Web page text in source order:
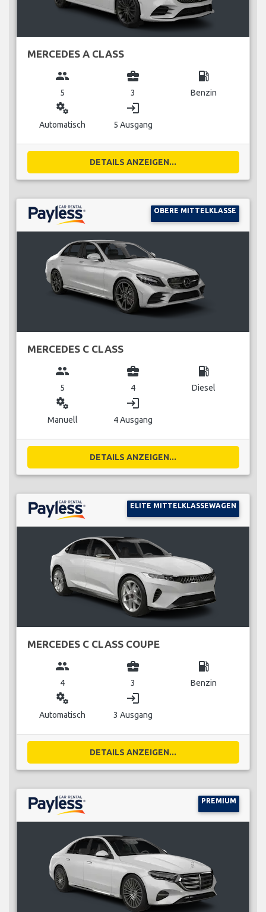
MERCEDES A CLASS
group
5
business_center
3
local_gas_station
Benzin
miscellaneous_services
Automatisch
login
5 Ausgang
DETAILS ANZEIGEN...
OBERE MITTELKLASSE
MERCEDES C CLASS
group
5
business_center
4
local_gas_station
Diesel
miscellaneous_services
Manuell
login
4 Ausgang
DETAILS ANZEIGEN...
ELITE MITTELKLASSEWAGEN
MERCEDES C CLASS COUPE
group
4
business_center
3
local_gas_station
Benzin
miscellaneous_services
Automatisch
login
3 Ausgang
DETAILS ANZEIGEN...
PREMIUM